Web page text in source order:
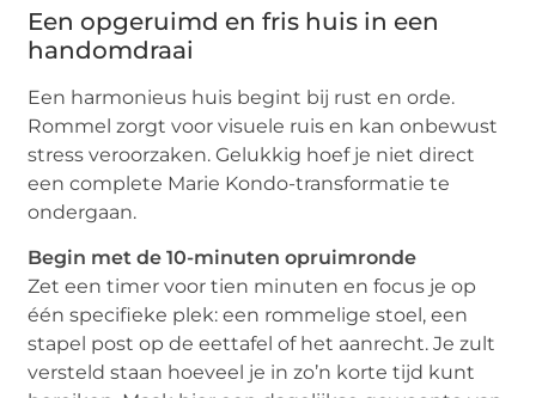
Een opgeruimd en fris huis in een
handomdraai
Een harmonieus huis begint bij rust en orde.
Rommel zorgt voor visuele ruis en kan onbewust
stress veroorzaken. Gelukkig hoef je niet direct
een complete Marie Kondo-transformatie te
ondergaan.
Begin met de 10-minuten opruimronde
Zet een timer voor tien minuten en focus je op
één specifieke plek: een rommelige stoel, een
stapel post op de eettafel of het aanrecht. Je zult
versteld staan hoeveel je in zo’n korte tijd kunt